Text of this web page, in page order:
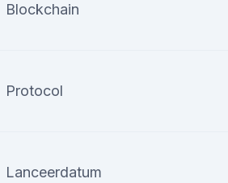
Blockchain
Protocol
Lanceerdatum